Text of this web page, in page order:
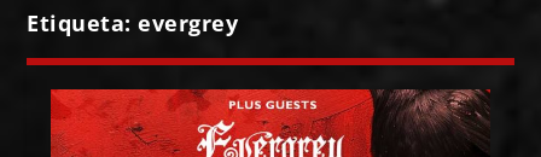
Etiqueta:evergrey